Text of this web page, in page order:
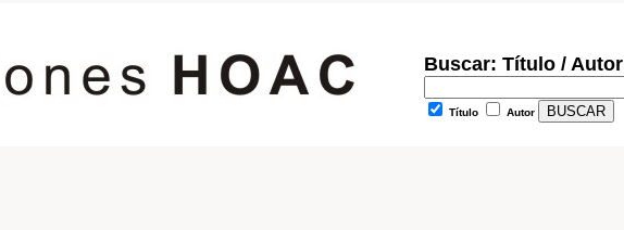
Buscar: Título / Autor
Título Autor